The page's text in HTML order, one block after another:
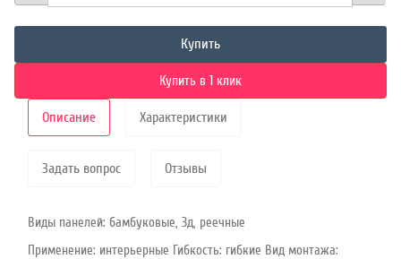
Купить
Купить в 1 клик
Описание Характеристики
Задать вопрос Отзывы
Виды панелей: бамбуковые, 3д, реечные
Применение: интерьерные Гибкость: гибкие Вид монтажа: